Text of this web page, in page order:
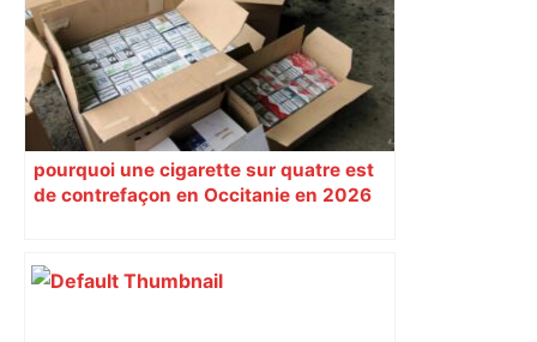
pourquoi une cigarette sur quatre est
de contrefaçon en Occitanie en 2026